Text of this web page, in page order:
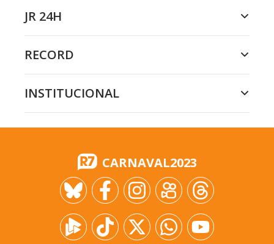
JR 24H
RECORD
INSTITUCIONAL
CARNAVAL2023